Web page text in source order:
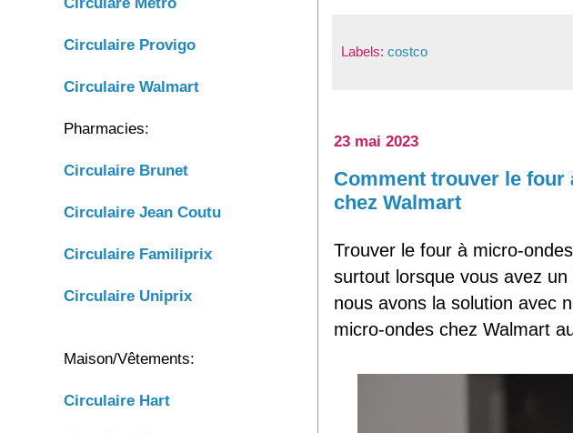
Labels: costco
23 mai 2023
Comment trouver le four
chez Walmart
Trouver le four à micro-
surtout lorsque vous avez
nous avons la solution avec
micro-ondes chez Walmart
Circulare Metro
Circulaire Provigo
Circulaire Walmart
Pharmacies:
Circulaire Brunet
Circulaire Jean Coutu
Circulaire Familiprix
Circulaire Uniprix
Maison/Vêtements:
Circulaire Hart